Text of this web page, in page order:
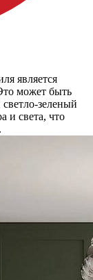
является
может быть
зеленый
и света, что